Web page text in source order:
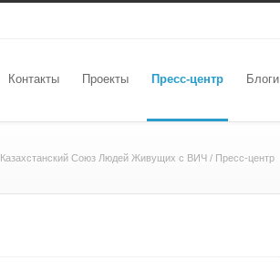
Контакты Проекты Пресс-центр Блоги
Казахстанский Союз Людей Живущих с ВИЧ / Пресс-центр